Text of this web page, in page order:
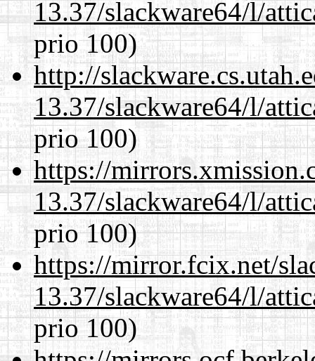
13.37/slackware64/l/
prio 100)
http://
13.37/slackware64/l/
prio 100)
https://
13.37/slackware64/l/
prio 100)
https://mirror.fcix.net/
13.37/slackware64/l/
prio 100)